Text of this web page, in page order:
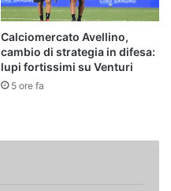
Calciomercato Avellino,
cambio di strategia in difesa:
lupi fortissimi su Venturi
5 ore fa